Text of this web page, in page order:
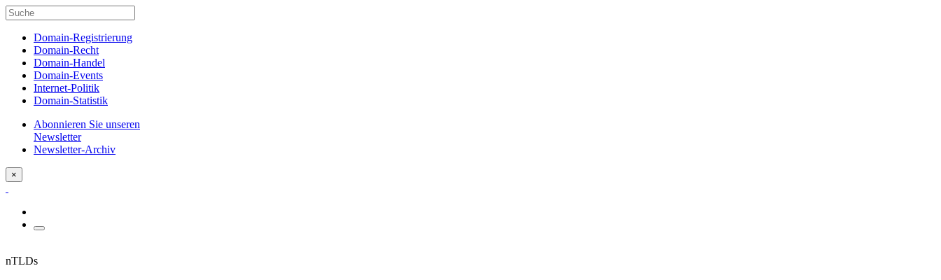
Domain-Registrierung
Domain-Recht
Domain-Handel
Domain-Events
Internet-Politik
Domain-Statistik
Abonnieren Sie unseren
Newsletter
Newsletter-Archiv
×
nTLDs